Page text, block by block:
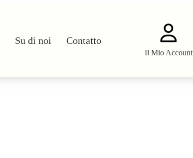
Su di noi Contatto
Il Mio Account